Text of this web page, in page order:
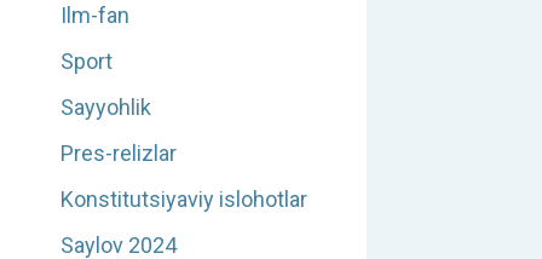
Ilm-fan
Sport
Sayyohlik
Pres-relizlar
Konstitutsiyaviy islohotlar
Saylov 2024